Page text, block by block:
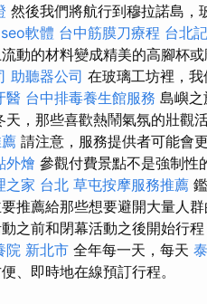
然後我們將航行到穆拉諾島，
seo軟體 台中筋膜刀療程 台北
動的材料變成精美的高腳杯
助聽器公司 在玻璃工坊裡，
醫 台中排毒養生館服務 島嶼
，那些喜歡熱鬧氣氛的壯觀
請注意，服務提供者可能會
外燴 參觀付費景點不是強制性
之家 台北 草屯按摩服務推薦
推薦給那些想要避開大量人群
之前和閉幕活動之後開始行
院 新北市 全年每一天，每天
、即時地在線預訂行程。